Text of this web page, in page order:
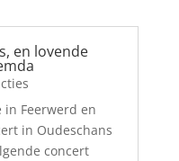
en lovende
in Feerwerd en
in Oudeschans
concert